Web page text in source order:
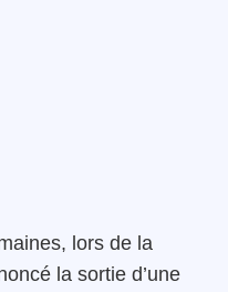
lors de la
la sortie d’une